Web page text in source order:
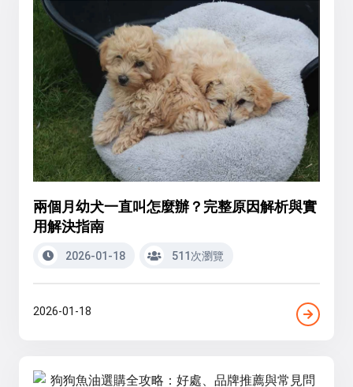
兩個月幼犬一直叫怎麼辦？完整原因解析與實
用解決指南
2026-01-18 511次瀏覽
2026-01-18